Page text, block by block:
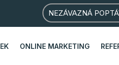
NEZÁVAZNÁ
ONLINE MARKETING